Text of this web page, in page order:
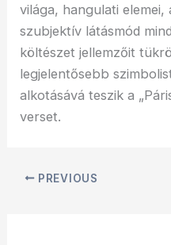
világa, hangulati elemei,
szubjektív látásmód
költészet jellemzőit
legjelentősebb
alkotásává teszik a
verset.
PREVIOUS